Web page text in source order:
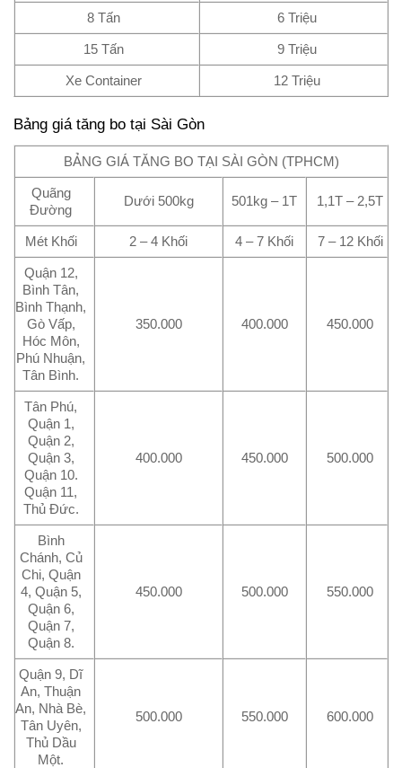
8 Tấn 6 Triệu
15 Tấn 9 Triệu
Xe Container 12 Triệu
Bảng giá tăng bo tại Sài Gòn
BẢNG GIÁ TĂNG BO TẠI SÀI GÒN (TPHCM)
Quãng
Đường
Dưới 500kg 501kg – 1T 1,1T – 2,5T
Mét Khối 2 – 4 Khối 4 – 7 Khối 7 – 12 Khối
Quận 12,
Bình Tân,
Bình Thạnh,
Gò Vấp,
Hóc Môn,
Phú Nhuận,
Tân Bình.
350.000 400.000 450.000
Tân Phú,
Quận 1,
Quận 2,
Quận 3,
Quận 10.
Quận 11,
Thủ Đức.
400.000 450.000 500.000
Bình
Chánh, Củ
Chi, Quận
4, Quận 5,
Quận 6,
Quận 7,
Quận 8.
450.000 500.000 550.000
Quận 9, Dĩ
An, Thuận
An, Nhà Bè,
Tân Uyên,
Thủ Dầu
Một.
500.000 550.000 600.000